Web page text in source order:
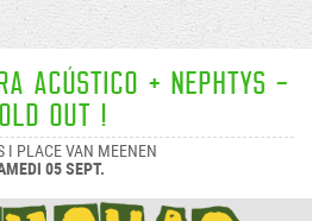
ACÚSTICO + NEPHTYS -
Out !
I PLACE VAN MEENEN
05 SEPT.